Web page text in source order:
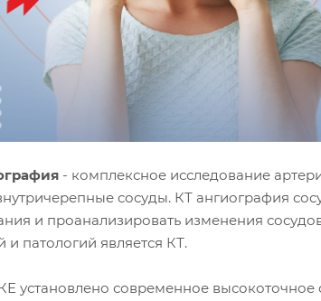
- комплексное исследование
сосуды. КТ ангиография
и проанализировать изменения
и патологий является КТ.
установлено современное высокоточное